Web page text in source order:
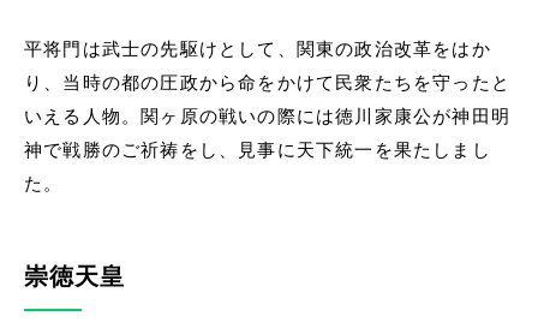
平将門は武士の先駆けとして、関東の政治改革をはか
り、当時の都の圧政から命をかけて民衆たちを守ったと
いえる人物。関ヶ原の戦いの際には徳川家康公が神田明
神で戦勝のご祈祷をし、見事に天下統一を果たしまし
た。
崇徳天皇